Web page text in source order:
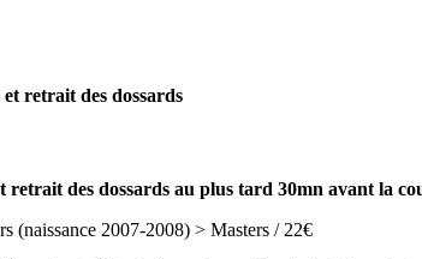
retrait des dossards
retrait des dossards au plus tard 30mn avant la
(naissance 2007-2008) > Masters / 22€